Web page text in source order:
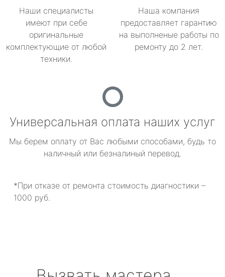
Наши специалисты
имеют при себе
оригинальные
комплектующие от любой
техники.
Наша компания
предоставляет гарантию
на выполненые работы по
ремонту до 2 лет.
Универсальная оплата наших услуг
Мы берем оплату от Вас любыми способами, будь то
наличный или безналиный перевод.
*При отказе от ремонта стоимость диагностики –
1000 руб.